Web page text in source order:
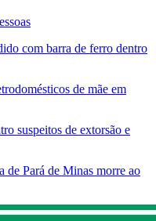
com barra de ferro dentro
de mãe em
suspeitos de extorsão e
de Pará de Minas morre ao